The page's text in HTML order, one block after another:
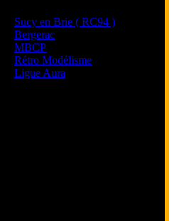
Sucy en Brie ( RC94 )
Bergerac
MBCP
Rétro Modélisme
Ligue Aura